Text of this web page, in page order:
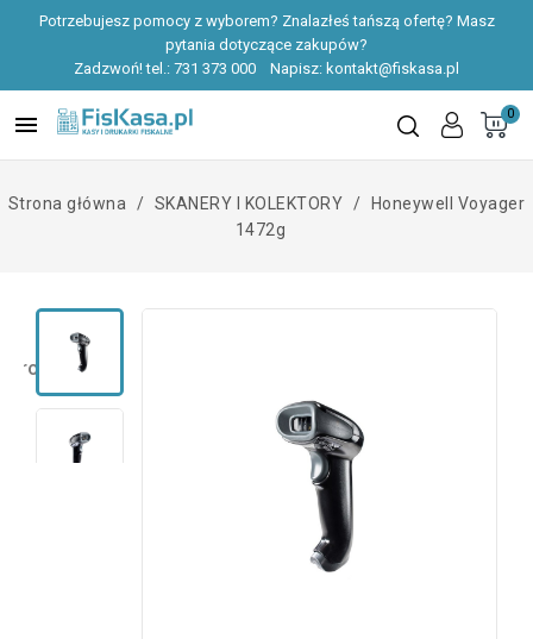
Potrzebujesz pomocy z wyborem? Znalazłeś tańszą ofertę? Masz
pytania dotyczące zakupów?
Zadzwoń! tel.: 731 373 000 Napisz: kontakt@fiskasa.pl
0

Strona główna SKANERY I KOLEKTORY
Honeywell Voyager
1472g
produktu